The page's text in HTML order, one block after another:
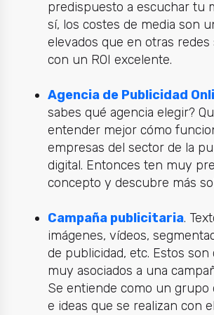
predispuesto a escuchar tu
sí, los costes de media son
elevados que en otras redes
con un ROI excelente.
Agencia de Publicidad
sabes qué agencia elegir?
entender mejor cómo
empresas del sector de la
digital. Entonces ten muy
concepto y descubre más
Campaña publicitaria.
imágenes, vídeos,
de publicidad, etc. Estos son
muy asociados a una
Se entiende como un grupo
e ideas que se realizan con